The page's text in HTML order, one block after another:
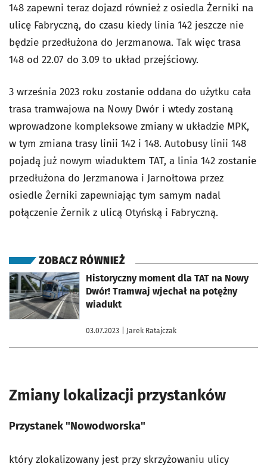
148 zapewni teraz dojazd również z osiedla Żerniki na
ulicę Fabryczną, do czasu kiedy linia 142 jeszcze nie
będzie przedłużona do Jerzmanowa. Tak więc trasa
148 od 22.07 do 3.09 to układ przejściowy.
3 września 2023 roku zostanie oddana do użytku cała
trasa tramwajowa na Nowy Dwór i wtedy zostaną
wprowadzone kompleksowe zmiany w układzie MPK,
w tym zmiana trasy linii 142 i 148. Autobusy linii 148
pojadą już nowym wiaduktem TAT, a linia 142 zostanie
przedłużona do Jerzmanowa i Jarnołtowa przez
osiedle Żerniki zapewniając tym samym nadal
połączenie Żernik z ulicą Otyńską i Fabryczną.
ZOBACZ RÓWNIEŻ
Historyczny moment dla TAT na Nowy
Dwór! Tramwaj wjechał na potężny
wiadukt
03.07.2023 | Jarek Ratajczak
otworzy się w nowej karcie
Zmiany lokalizacji przystanków
Przystanek "Nowodworska"
który zlokalizowany jest przy skrzyżowaniu ulicy